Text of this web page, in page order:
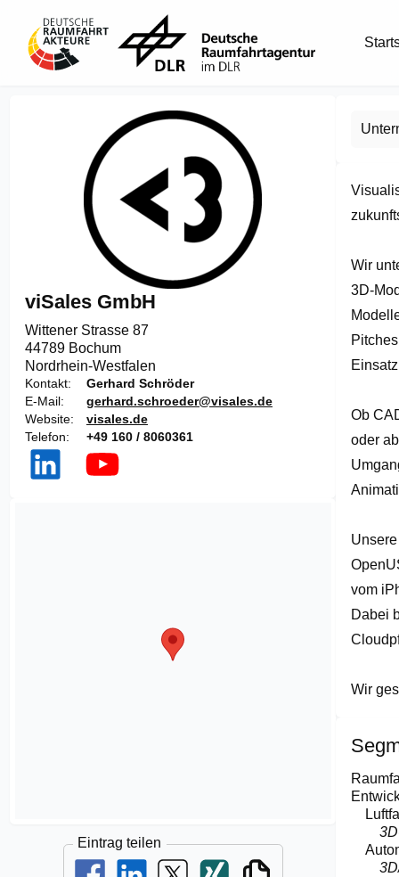
viSales GmbH
Wittener Strasse 87
44789 Bochum
Nordrhein-Westfalen
Kontakt
Gerhard Schröder
E-Mail
gerhard.schroeder@visales.de
Website
visales.de
Telefon
+49 160 / 8060361
Eintrag teilen
Wir
3D-
Ob
oder
vom
Dabei
Wir